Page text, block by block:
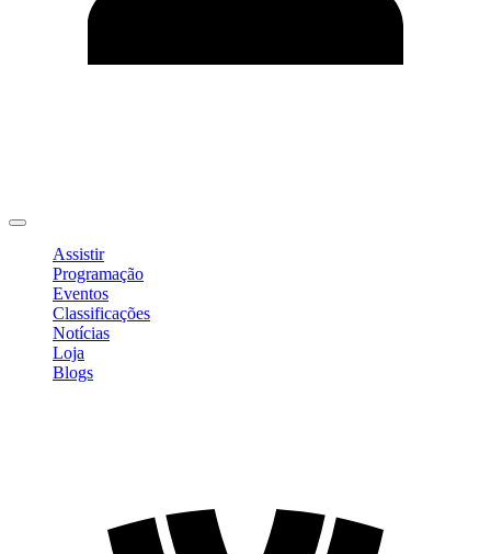
Assistir
Programação
Eventos
Classificações
Notícias
Loja
Blogs